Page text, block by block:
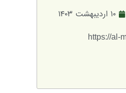
۱۰ اردیبهشت ۱۴۰۳